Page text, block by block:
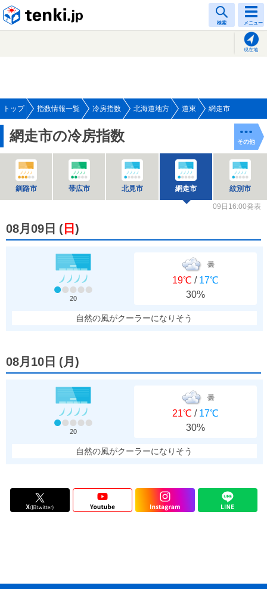
検索 メニュー
現在地
トップ 指数情報一覧 冷房指数 北海道地方 道東 網走市
網走市の冷房指数
釧路市 帯広市 北見市 網走市 紋別市
その他
09日16:00発表
08月09日 ( 日 )
20
曇
19℃ / 17℃
30%
自然の風がクーラーになりそう
08月10日 (月 )
20
曇
21℃ / 17℃
30%
自然の風がクーラーになりそう